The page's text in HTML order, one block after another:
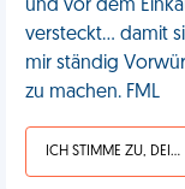
und vor dem
versteckt... damit
mir ständig
zu machen. FML
ICH STIMME ZU, DEIN LEBEN IST SCHEISSE